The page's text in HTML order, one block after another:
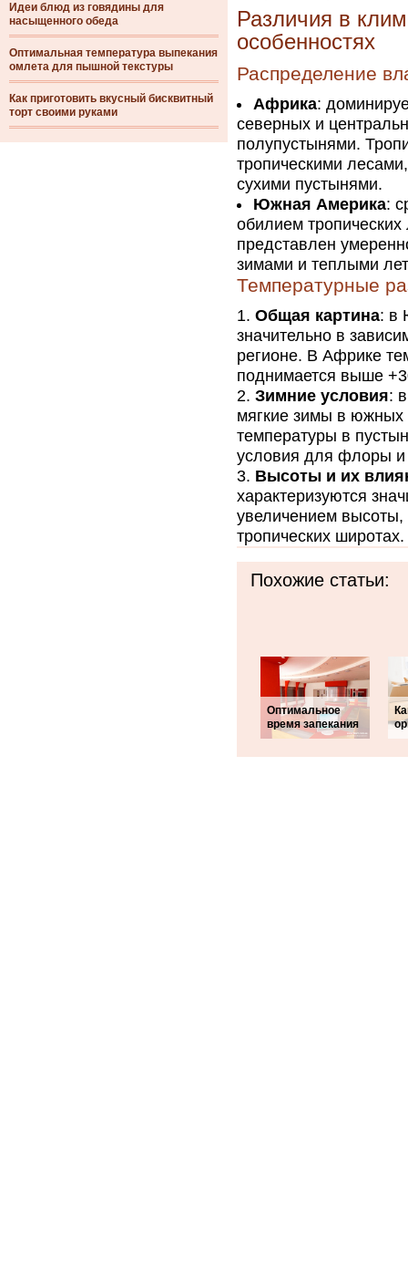
Идеи блюд из говядины для
насыщенного обеда
Оптимальная температура выпекания
омлета для пышной текстуры
Как приготовить вкусный бисквитный
торт своими руками
Различия в
особенностях
Распределение
Африка:
северных и
полупустынями.
тропическими
сухими пустынями.
Южная Америка:
обилием
представлен
зимами и теплыми
Температурные
Общая картина: в
значительно в
регионе. В Африке
поднимается выше
Зимние условия:
мягкие зимы в южных
температуры в
условия для флоры
Высоты и их
характеризуются
увеличением высоты,
тропических широтах.
Похожие статьи:
Оптимальное
время запекания